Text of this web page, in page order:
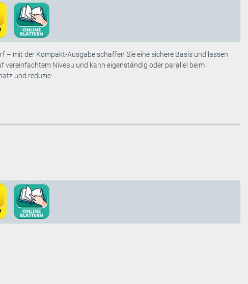
– mit der Kompakt-Ausgabe schaffen Sie eine sichere Basis und lassen
vereinfachtem Niveau und kann eigenständig oder parallel beim
und reduzie ...